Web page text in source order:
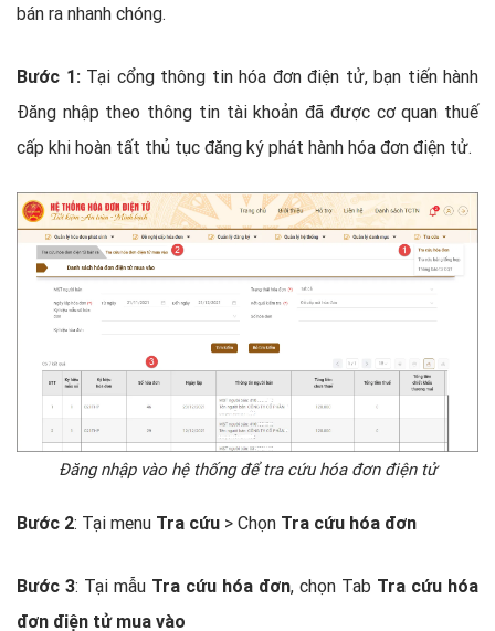
bán ra nhanh chóng.
Bước 1: Tại cổng thông tin hóa đơn điện tử, bạn tiến hành
Đăng nhập theo thông tin tài khoản đã được cơ quan thuế
cấp khi hoàn tất thủ tục đăng ký phát hành hóa đơn điện tử.
Đăng nhập vào hệ thống để tra cứu hóa đơn điện tử
Bước 2: Tại menu Tra cứu > Chọn Tra cứu hóa đơn
Bước 3: Tại mẫu Tra cứu hóa đơn, chọn Tab Tra cứu hóa
đơn điện tử mua vào